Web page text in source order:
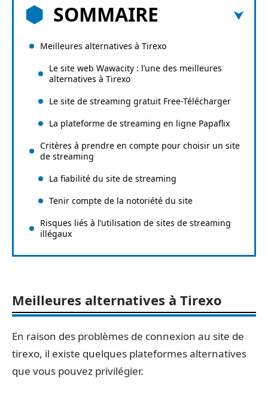
SOMMAIRE
Meilleures alternatives à Tirexo
Le site web Wawacity : l’une des meilleures
alternatives à Tirexo
Le site de streaming gratuit Free-Télécharger
La plateforme de streaming en ligne Papaflix
Critères à prendre en compte pour choisir un site
de streaming
La fiabilité du site de streaming
Tenir compte de la notoriété du site
Risques liés à l’utilisation de sites de streaming
illégaux
Meilleures alternatives à Tirexo
En raison des problèmes de connexion au site de
tirexo, il existe quelques plateformes alternatives
que vous pouvez privilégier.